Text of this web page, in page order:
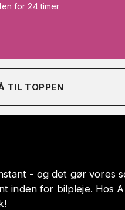
for 24 timer
TIL TOPPEN
- og det gør vores
inden for bilpleje. Hos